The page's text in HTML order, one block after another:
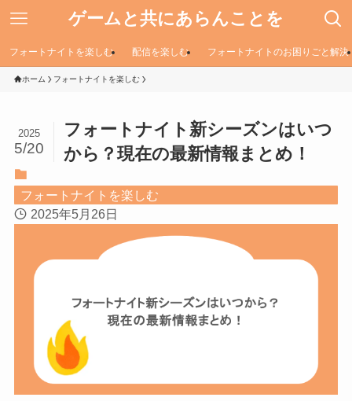
ゲームと共にあらんことを
フォートナイトを楽しむ 配信を楽しむ フォートナイトのお困りごと解決
ホーム フォートナイトを楽しむ
フォートナイト新シーズンはいつ
から？現在の最新情報まとめ！
2025
5/20
フォートナイトを楽しむ
2025年5月26日